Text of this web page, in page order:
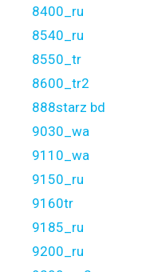
8400_ru
8540_ru
8550_tr
8600_tr2
888starz bd
9030_wa
9110_wa
9150_ru
9160tr
9185_ru
9200_ru